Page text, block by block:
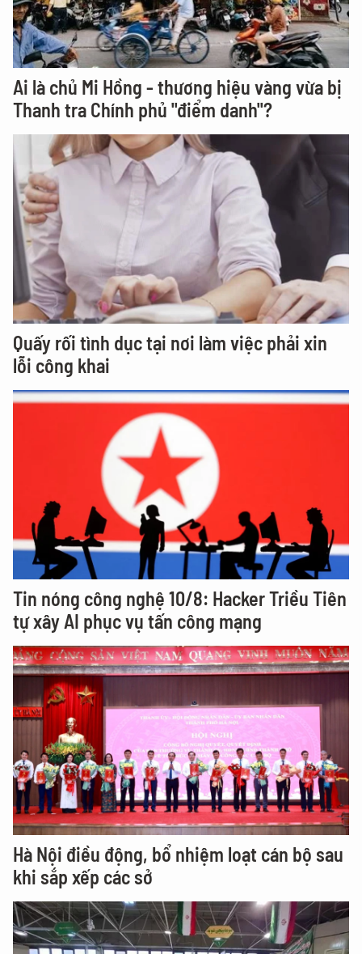
Ai là chủ Mi Hồng - thương hiệu vàng vừa bị
Thanh tra Chính phủ "điểm danh"?
Quấy rối tình dục tại nơi làm việc phải xin
lỗi công khai
Tin nóng công nghệ 10/8: Hacker Triều Tiên
tự xây AI phục vụ tấn công mạng
Hà Nội điều động, bổ nhiệm loạt cán bộ sau
khi sắp xếp các sở